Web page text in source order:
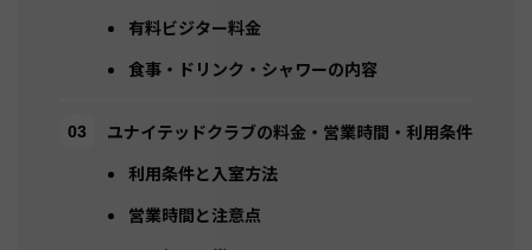
有料ビジター料金
食事・ドリンク・シャワーの内容
ユナイテッドクラブの料金・営業時間・利用条件
利用条件と入室方法
営業時間と注意点